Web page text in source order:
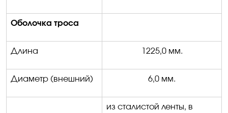
Оболочка троса
Длина 1225,0 мм.
Диаметр (внешний) 6,0 мм.
из сталистой ленты, в